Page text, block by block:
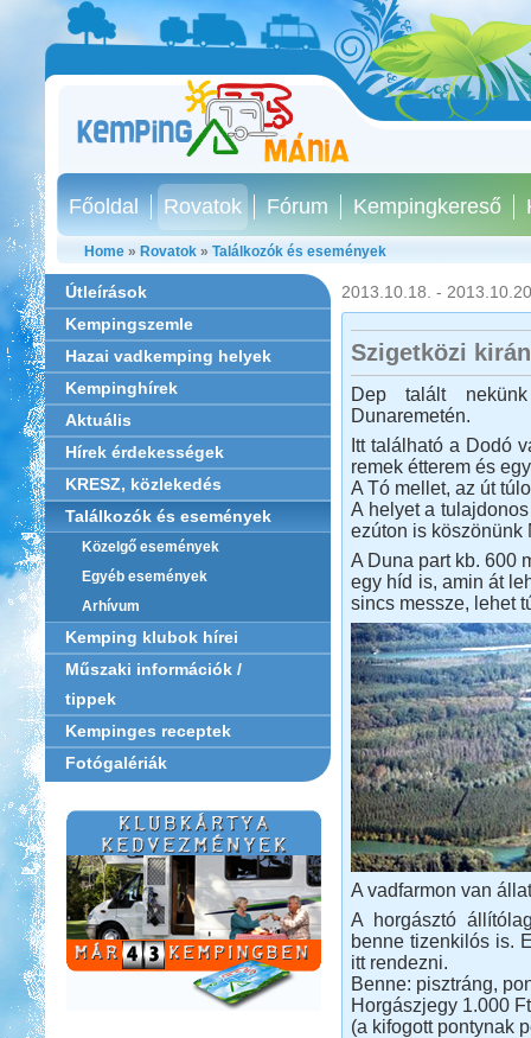
Főoldal Rovatok Fórum Kempingkereső
Home » Rovatok » Találkozók és események
Útleírások
Kempingszemle
Hazai vadkemping helyek
Kempinghírek
Aktuális
Hírek érdekességek
KRESZ, közlekedés
Találkozók és események
Közelgő események
Egyéb események
Arhívum
Kemping klubok hírei
Műszaki információk /
tippek
Kempinges receptek
Fotógalériák
2013.10.18. -
Szigetközi
Dep talált
Dunaremetén.
Itt található a Dodó
remek étterem és
A Tó mellet, az út
A helyet a
ezúton is köszönünk
A Duna part kb. 600
egy híd is, amin át
sincs messze, lehet
A vadfarmon van
A horgásztó
benne tizenkilós is.
itt rendezni.
Benne: pisztráng,
Horgászjegy 1.000
(a kifogott pontynak